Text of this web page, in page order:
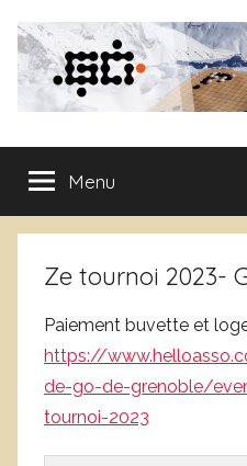
contenu
Club
de
Go
de
Grenoble
Menu
Ze tournoi 2023-
Paiement buvette et
https://
de-go-de-grenoble/
tournoi-2023